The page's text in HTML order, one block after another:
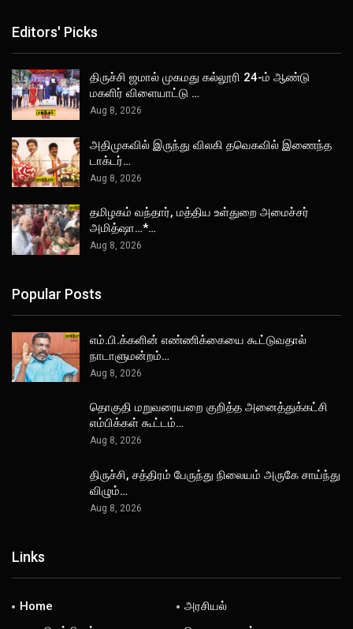
Editors' Picks
திருச்சி ஜமால் முகமது கல்லூரி 24-ம் ஆண்டு
மகளிர் விளையாட்டு …
Aug 8, 2026
அதிமுகவில் இருந்து விலகி தவெகவில் இணைந்த
டாக்டர்…
Aug 8, 2026
தமிழகம் வந்தார், மத்திய உள்துறை அமைச்சர்
அமித்ஷா…*…
Aug 8, 2026
Popular Posts
எம்.பி.க்களின் எண்ணிக்கையை கூட்டுவதால்
நாடாளுமன்றம்…
Aug 8, 2026
தொகுதி மறுவரையறை குறித்த அனைத்துக்கட்சி
எம்பிக்கள் கூட்டம்…
Aug 8, 2026
திருச்சி, சத்திரம் பேருந்து நிலையம் அருகே சாய்ந்து
விழும்…
Aug 8, 2026
Links
Home
அரசியல்